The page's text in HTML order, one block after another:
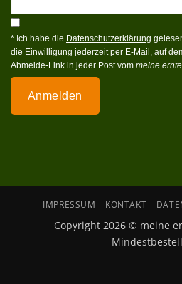
* Ich habe die Datenschutzerklärung
die Einwilligung jederzeit per E-Mail, auf
Abmelde-Link in jeder Post vom meine ernte
Anmelden
IMPRESSUM KONTAKT
Copyright 2026 © meine